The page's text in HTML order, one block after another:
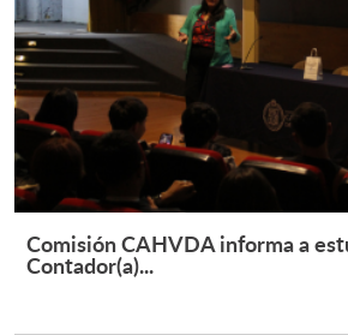
Comisión CAHVDA informa a
Contador(a)...